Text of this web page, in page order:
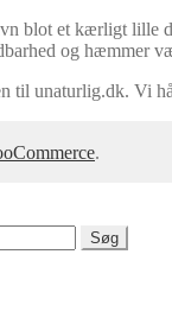
blot et kærligt lille
og hæmmer
til unaturlig.dk. Vi
.
Søg